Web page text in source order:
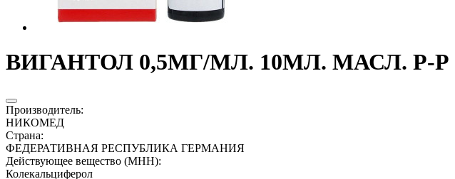
ВИГАНТОЛ 0,5МГ/МЛ. 10МЛ. МАСЛ.
Производитель:
НИКОМЕД
Страна:
ФЕДЕРАТИВНАЯ РЕСПУБЛИКА ГЕРМАНИЯ
Действующее вещество (МНН):
Колекальциферол